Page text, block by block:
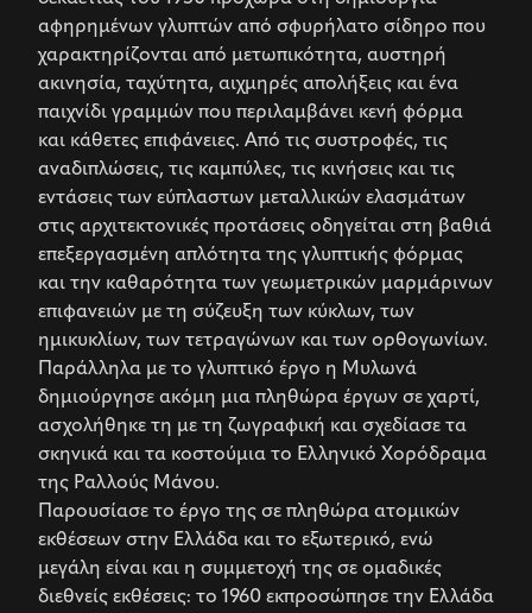
αφηρημένων γλυπτών από σφυρήλατο σίδηρο που
χαρακτηρίζονται από μετωπικότητα, αυστηρή
ακινησία, ταχύτητα, αιχμηρές απολήξεις και ένα
παιχνίδι γραμμών που περιλαμβάνει κενή φόρμα
και κάθετες επιφάνειες. Από τις συστροφές, τις
αναδιπλώσεις, τις καμπύλες, τις κινήσεις και τις
εντάσεις των εύπλαστων μεταλλικών ελασμάτων
στις αρχιτεκτονικές προτάσεις οδηγείται στη βαθιά
επεξεργασμένη απλότητα της γλυπτικής φόρμας
και την καθαρότητα των γεωμετρικών μαρμάρινων
επιφανειών με τη σύζευξη των κύκλων, των
ημικυκλίων, των τετραγώνων και των ορθογωνίων.
Παράλληλα με το γλυπτικό έργο η Μυλωνά
δημιούργησε ακόμη μια πληθώρα έργων σε χαρτί,
ασχολήθηκε τη με τη ζωγραφική και σχεδίασε τα
σκηνικά και τα κοστούμια το Ελληνικό Χορόδραμα
της Ραλλούς Μάνου.
Παρουσίασε το έργο της σε πληθώρα ατομικών
εκθέσεων στην Ελλάδα και το εξωτερικό, ενώ
μεγάλη είναι και η συμμετοχή της σε ομαδικές
διεθνείς εκθέσεις: το 1960 εκπροσώπησε την Ελλάδα